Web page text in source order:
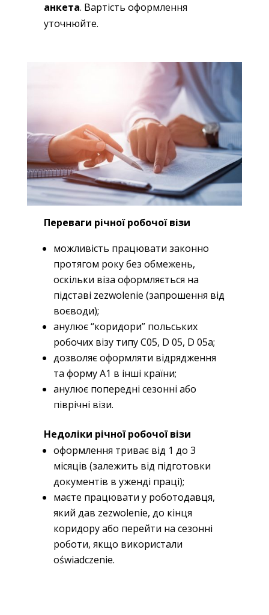
анкета. Вартість оформлення
уточнюйте.
Переваги річної робочої візи
можливість працювати законно
протягом року без обмежень,
оскільки віза оформляється на
підставі zezwolenie (запрошення від
воєводи);
анулює “коридори” польських
робочих візу типу С05, D 05, D 05a;
дозволяє оформляти відрядження
та форму А1 в інші країни;
анулює попередні сезонні або
піврічні візи.
Недоліки річної робочої візи
оформлення триває від 1 до 3
місяців (залежить від підготовки
документів в уженді праці);
маєте працювати у роботодавця,
який дав zezwolenie, до кінця
коридору або перейти на сезонні
роботи, якщо використали
oświadczenie.